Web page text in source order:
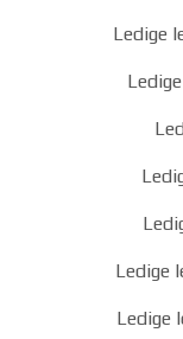
Ledige
Ledige
Ledige